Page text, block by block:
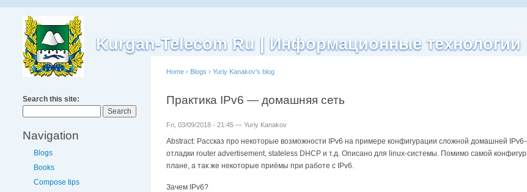
Kurgan-Telecom Ru | Информационные технологии
Search this site:
Navigation
Blogs
Books
Compose tips
Home › Blogs › Yuriy Kanakov's blog
Практика IPv6 — домашняя сеть
Fri, 03/09/2018 - 21:45 — Yuriy Kanakov
Abstract: Рассказ про некоторые возможности IPv6 на примере конфигурации сложной домашней
отладки router advertisement, stateless DHCP и т.д. Описано для linux-системы. Помимо самой
плане, а так же некоторые приёмы при работе с IPv6.
Зачем IPv6?